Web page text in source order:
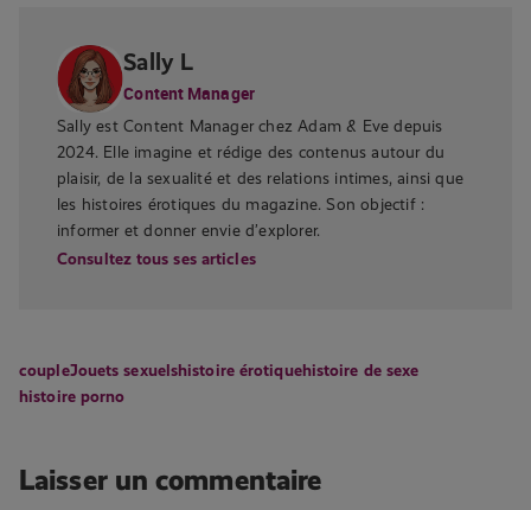
Sally L
Content Manager
Sally est Content Manager chez Adam & Eve depuis
2024. Elle imagine et rédige des contenus autour du
plaisir, de la sexualité et des relations intimes, ainsi que
les histoires érotiques du magazine. Son objectif :
informer et donner envie d’explorer.
Consultez tous ses articles
coupleJouets sexuelshistoire érotiquehistoire de sexe
histoire porno
Laisser un commentaire